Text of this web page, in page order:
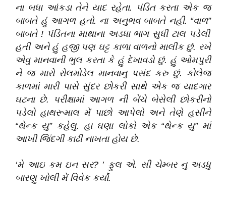
ના બધા આંકડા તેને યાદ રહેતા.
પંડિત કરતા એક જ
બાબતે હું આગળ હતો. ના અનુભવ બાબતે નહી. “વાળ”
બાબતે ! પંડિતના માથાના અડધા ભાગ સુધી ટાલ પડેલી
હતી અને હું હજી પણ ઘટ્ટ કાળા વાળનો માલીક છું. રખે
એવુ માનવાની ભુલ કરતા કે હું દેખાવડો છું. હું ઓમપુરી
ને જ મારો રોલમોડેલ માનવાનુ પસંદ કરુ છું. કોલેજ
કાળમાં મારી પાસે સુંદર છોકરી સાથે એક જ યાદગાર
ઘટના છે.
પરીક્ષામાં આગળ ની બેંચે બેસેલી છોકરીનો
પડેલો હાથરૂમાલ મેં પાછો આપેલો અને તેણે હસીને
“થેન્ક યુ”કહેલુ. હા ઘણા લોકો એક “થેન્ક યુ”માં
આખી જિંદગી કાઢી નાખતા હોય છે.
‘મે આઇ કમ ઇન સર? ’ફુલ એ. સી ચેમ્બર નુ અડધુ
બારણુ ખોલી મેં વિવેક કર્યો.